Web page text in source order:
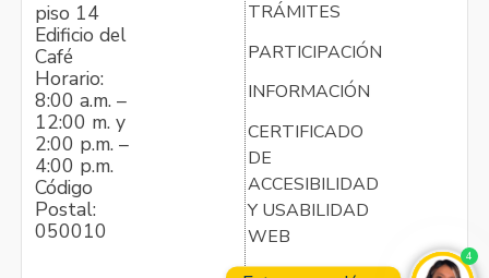
piso 14
Edificio del
Café
Horario:
8:00 a.m. –
12:00 m. y
2:00 p.m. –
4:00 p.m.
Código
Postal:
050010
TRÁMITES
PARTICIPACIÓN
INFORMACIÓN
CERTIFICADO
DE
ACCESIBILIDAD
Y USABILIDAD
WEB
4